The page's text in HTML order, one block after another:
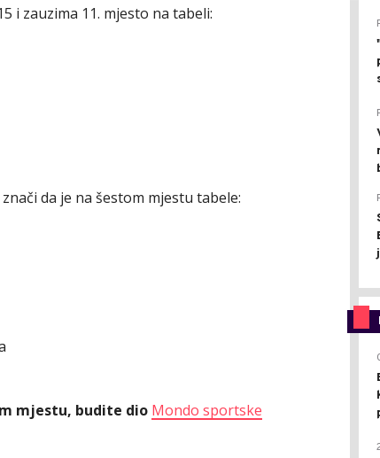
i zauzima 11. mjesto na tabeli:
da je na šestom mjestu tabele:
mjestu, budite dio Mondo sportske